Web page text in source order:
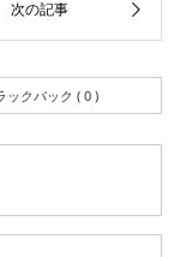
ックバック ( 0 )